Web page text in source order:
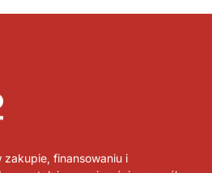
zakupie, finansowaniu i